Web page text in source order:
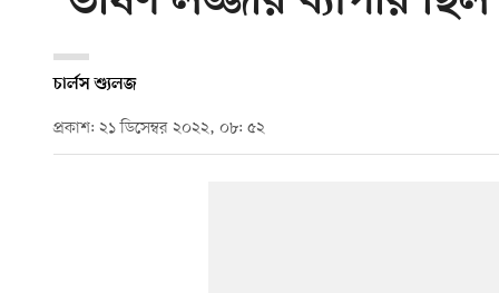
চার্লস শ্যুলজ
প্রকাশ: ২১ ডিসেম্বর ২০২২, ০৮: ৫২